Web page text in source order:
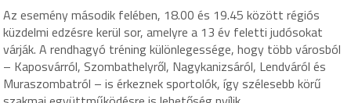
Az esemény második felében, 18.00 és 19.45 között régiós
küzdelmi edzésre kerül sor, amelyre a 13 év feletti judósokat
várják. A rendhagyó tréning különlegessége, hogy több városból
– Kaposvárról, Szombathelyről, Nagykanizsáról, Lendváról és
Muraszombatról – is érkeznek sportolók, így szélesebb körű